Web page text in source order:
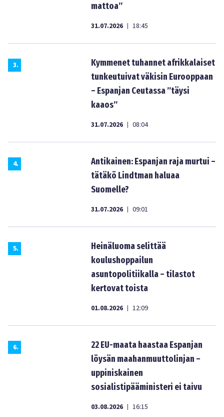
mattoa”
31.07.2026 | 18:45
3.
Kymmenet tuhannet afrikkalaiset
tunkeutuivat väkisin Eurooppaan
– Espanjan Ceutassa ”täysi
kaaos”
31.07.2026 | 08:04
4.
Antikainen: Espanjan raja murtui –
tätäkö Lindtman haluaa
Suomelle?
31.07.2026 | 09:01
5.
Heinäluoma selittää
koulushoppailun
asuntopolitiikalla – tilastot
kertovat toista
01.08.2026 | 12:09
6.
22 EU-maata haastaa Espanjan
löysän maahanmuuttolinjan –
uppiniskainen
sosialistipääministeri ei taivu
03.08.2026 | 16:15